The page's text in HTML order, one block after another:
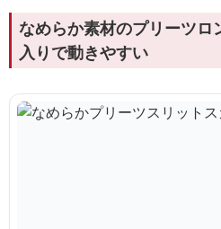
なめらか素材のプリーツロ
入りで動きやすい